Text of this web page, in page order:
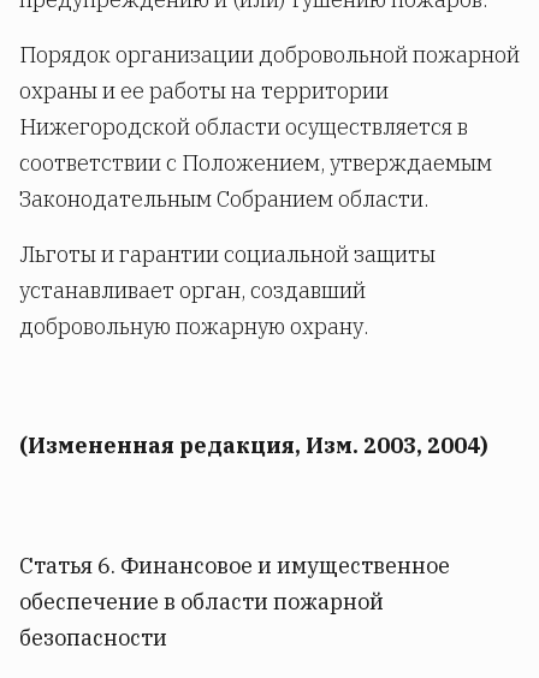
Порядок организации добровольной пожарной
охраны и ее работы на территории
Нижегородской области осуществляется в
соответствии с Положением, утверждаемым
Законодательным Собранием области.
Льготы и гарантии социальной защиты
устанавливает орган, создавший
добровольную пожарную охрану.
(Измененная редакция, Изм. 2003, 2004)
Статья 6. Финансовое и имущественное
обеспечение в области пожарной
безопасности